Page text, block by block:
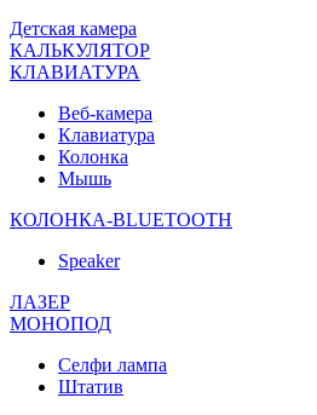
Детская камера
КАЛЬКУЛЯТОР
КЛАВИАТУРА
Веб-камера
Клавиатура
Колонка
Мышь
КОЛОНКА-BLUETOOTH
Speaker
ЛАЗЕР
МОНОПОД
Селфи лампа
Штатив